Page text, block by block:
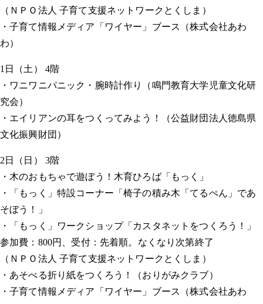
（ＮＰＯ法人 子育て支援ネットワークとくしま）
・子育て情報メディア「ワイヤー」ブース（株式会社あわ
わ）
1日（土） 4階
・ワニワニパニック・腕時計作り（鳴門教育大学児童文化研
究会）
・エイリアンの耳をつくってみよう！（公益財団法人徳島県
文化振興財団）
2日（日） 3階
・木のおもちゃで遊ぼう！木育ひろば「もっく」
・「もっく」特設コーナー「椅子の積み木「てるぺん」であ
そぼう！」
・「もっく」ワークショップ「カスタネットをつくろう！」
参加費：800円、受付：先着順。なくなり次第終了
（ＮＰＯ法人 子育て支援ネットワークとくしま）
・あそべる折り紙をつくろう！（おりがみクラブ）
・子育て情報メディア「ワイヤー」ブース（株式会社あわ